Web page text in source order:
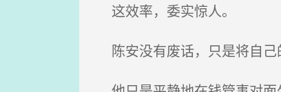
这效率，委实惊人。
陈安没有废话，只是将自己